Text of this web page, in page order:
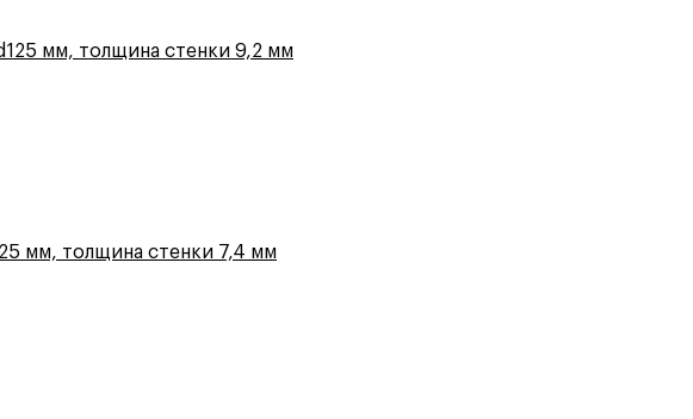
мм, толщина стенки 9,2 мм
мм, толщина стенки 7,4 мм